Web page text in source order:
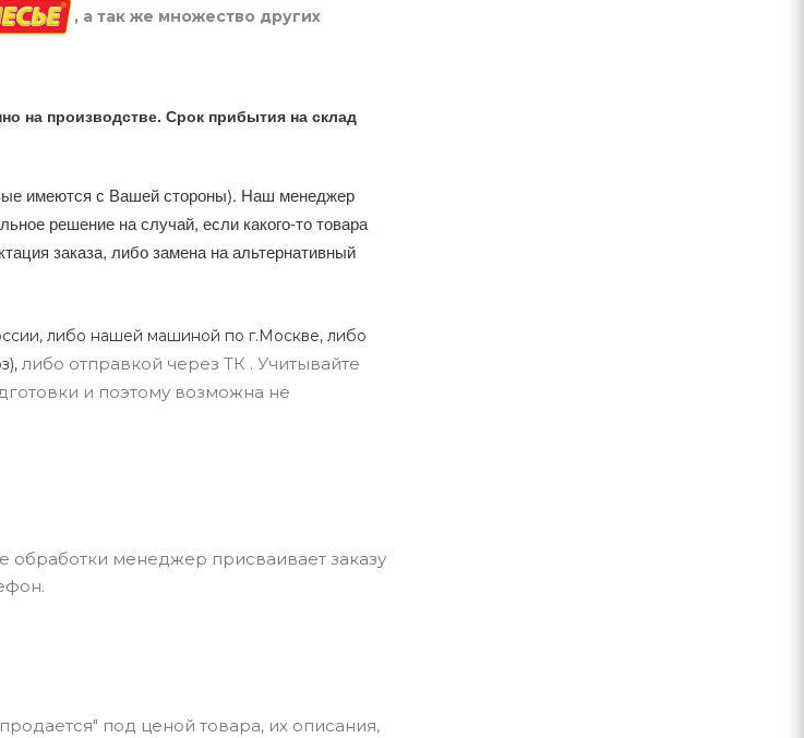
, а так же множество других
на производстве. Срок прибытия на склад
имеются с Вашей стороны). Наш менеджер
решение на случай, если какого-то товара
заказа, либо замена на альтернативный
либо нашей машиной по г.Москве, либо
либо отправкой через ТК . Учитывайте
и поэтому возможна не
обработки менеджер присваивает заказу
под ценой товара, их описания,